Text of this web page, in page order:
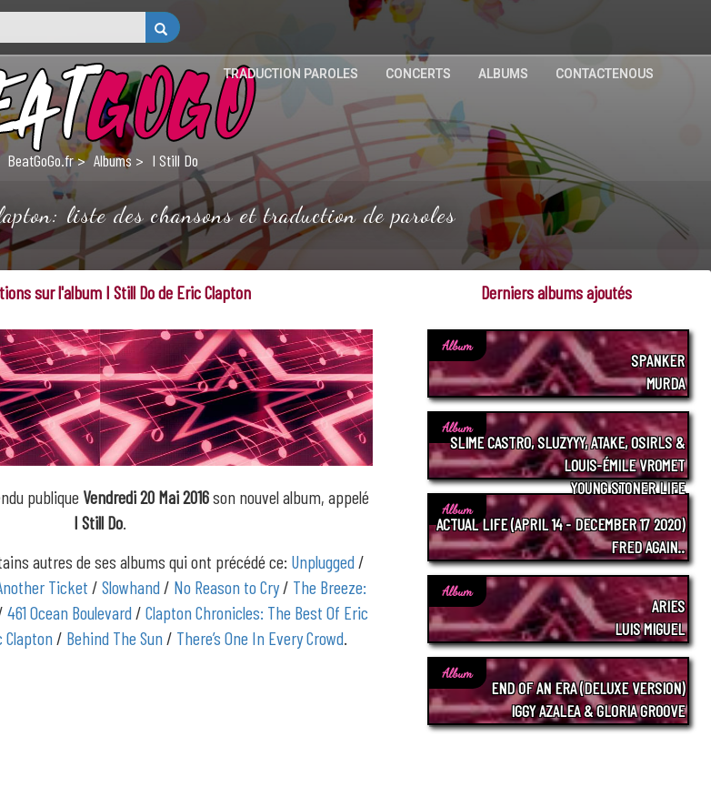
TRADUCTION PAROLES CONCERTS ALBUMS CONTACTENOUS
BeatGoGo.fr Albums I Still Do
liste des chansons et traduction de paroles
sur l'album I Still Do de Eric Clapton
publique Vendredi 20 Mai 2016son nouvel album, appelé
I Still Do.
autres de ses albums qui ont précédé ce: Unplugged /
Ticket / Slowhand / No Reason to Cry/ The Breeze:
461 Ocean Boulevard /Clapton Chronicles: The Best Of Eric
Clapton / Behind The Sun / There’s One In Every Crowd.
Derniers albums ajoutés
Album
SPANKER
MURDA
Album
SLIME CASTRO, SLUZYYY, ATAKE, OSIRLS &
LOUIS-ÉMILE VROMET
YOUNG STONER LIFE
Album
ACTUAL LIFE (APRIL 14 - DECEMBER 17 2020)
FRED AGAIN..
Album
ARIES
LUIS MIGUEL
Album
END OF AN ERA (DELUXE VERSION)
IGGY AZALEA & GLORIA GROOVE